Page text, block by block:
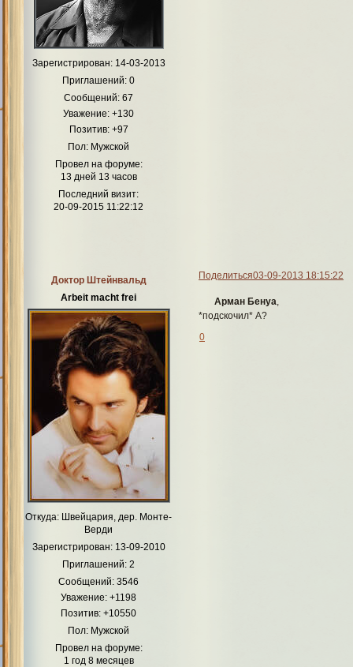
Зарегистрирован: 14-03-2013
Приглашений: 0
Сообщений: 67
Уважение: +130
Позитив: +97
Пол: Мужской
Провел на форуме:
13 дней 13 часов
Последний визит:
20-09-2015 11:22:12
Поделиться03-09-2013 18:15:22
Доктор Штейнвальд
Arbeit macht frei
Откуда: Швейцария, дер. Монте-
Верди
Зарегистрирован: 13-09-2010
Приглашений: 2
Сообщений: 3546
Уважение: +1198
Позитив: +10550
Пол: Мужской
Провел на форуме:
1 год 8 месяцев
Арман Бенуа,
*подскочил* А?
0